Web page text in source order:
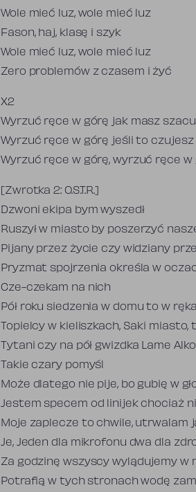
Wole mieć luz, wole mieć luz
Fason, haj, klasę i szyk
Wole mieć luz, wole mieć luz
Zero problemów z czasem i żyć
X2
Wyrzuć ręce w górę jak masz
Wyrzuć ręce w górę jeśli to czujesz
Wyrzuć ręce w górę, wyrzuć ręce w
[Zwrotka 2: O.S.T.R.]
Dzwoni ekipa bym wyszedł
Ruszył w miasto by poszerzyć
Pijany przez życie czy widziany
Pryzmat spojrzenia określa w
Cze-czekam na nich
Pół roku siedzenia w domu to w
Topielcy w kieliszkach, Saki miasto,
Tytani czy na pół gwizdka Lame
Takie czary pomyśl
Może dlatego nie pije, bo gubię w
Jestem specem od linijek chociaż
Moje zaplecze to chwile, utrwalam
Je, Jeden dla mikrofonu dwa dla
Za godzinę wszyscy wylądujemy w
Potrafią w tych stronach wodę